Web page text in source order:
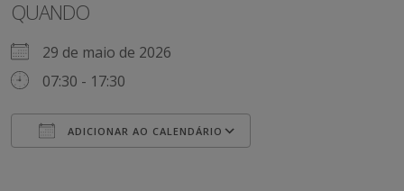
QUANDO
29 de maio de 2026
07:30 - 17:30
ADICIONAR AO CALENDÁRIO